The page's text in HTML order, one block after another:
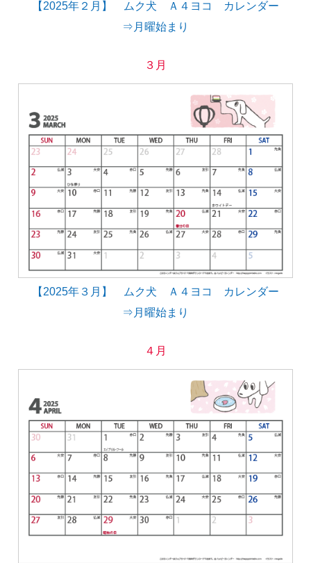
【2025年２月】 ムク犬 Ａ４ヨコ カレンダー
⇒月曜始まり
３月
【2025年３月】 ムク犬 Ａ４ヨコ カレンダー
⇒月曜始まり
４月